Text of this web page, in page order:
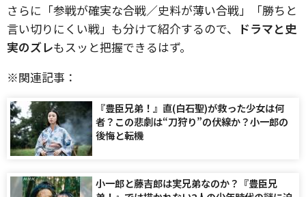
さらに「参戦が確実な合戦／史料が薄い合戦」「勝ちと
言い切りにくい戦」も分けて紹介するので、 ドラマと史
実のズレもスッと把握できるはず。
※関連記事：
『豊臣兄弟！』直(白石聖)が救った少女は何
者？この悲劇は“刀狩り”の伏線か？小一郎の
後悔と転機
小一郎と藤吉郎は実兄弟なのか？『豊臣兄